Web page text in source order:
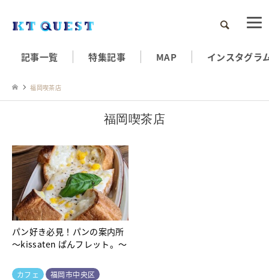
検索
記事一覧 特集記事 MAP インスタグラ
福岡喫茶店
福岡喫茶店
パン好き必見！パンの案内所
～kissaten ぱんフレット。～
カフェ
福岡市中央区